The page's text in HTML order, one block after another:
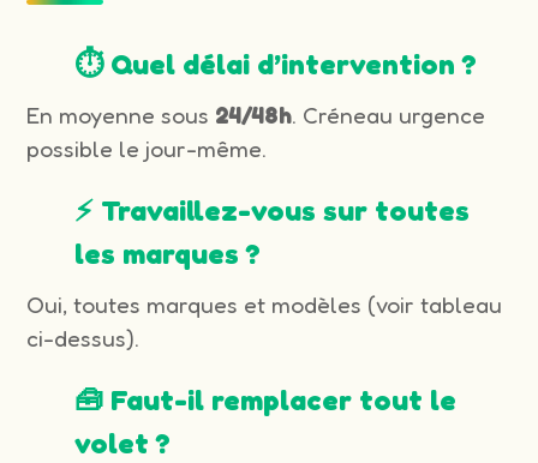
⏱️ Quel délai d’intervention ?
En moyenne sous 24/48h. Créneau urgence
possible le jour-même.
⚡ Travaillez-vous sur toutes
les marques ?
Oui, toutes marques et modèles (voir tableau
ci-dessus).
🧰 Faut-il remplacer tout le
volet ?